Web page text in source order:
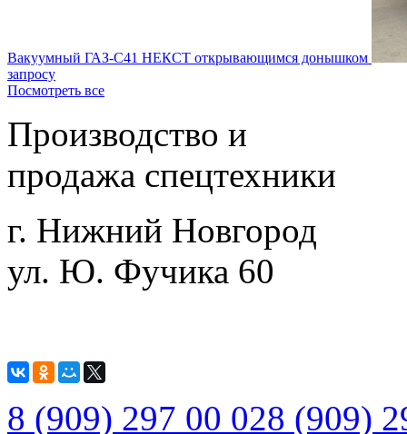
Вакуумный ГАЗ-С41 НЕКСТ открывающимся донышком
запросу
Посмотреть все
Производство и
продажа спецтехники
г. Нижний Новгород
ул. Ю. Фучика 60
8 (909) 297 00 028 (909)